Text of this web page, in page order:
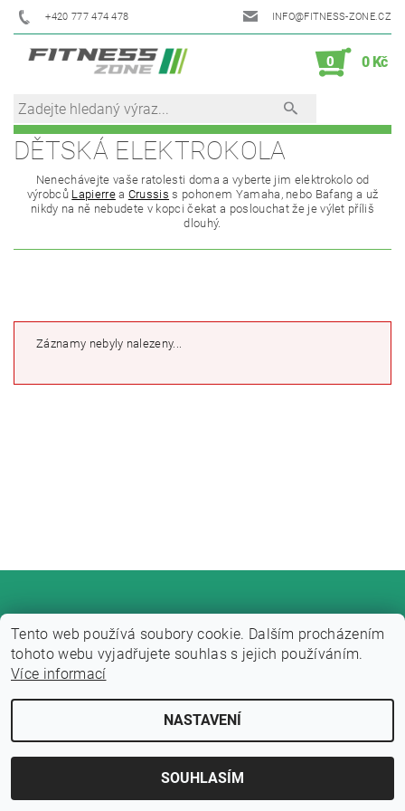
+420 777 474 478 INFO@FITNESS-ZONE.CZ
0 0 Kč
DĚTSKÁ ELEKTROKOLA
Nenechávejte vaše ratolesti doma a vyberte jim elektrokolo od
výrobců Lapierrea Crussis s pohonem Yamaha, nebo Bafang a už
nikdy na ně nebudete v kopci čekat a poslouchat že je výlet příliš
dlouhý.
Záznamy nebyly nalezeny...
2026 © Fitness zone, všechna práva vyhrazenaUpravit nastavení cookies
Tento web používá soubory cookie. Dalším procházením
tohoto webu vyjadřujete souhlas s jejich používáním.
Více informací
NASTAVENÍ
SOUHLASÍM